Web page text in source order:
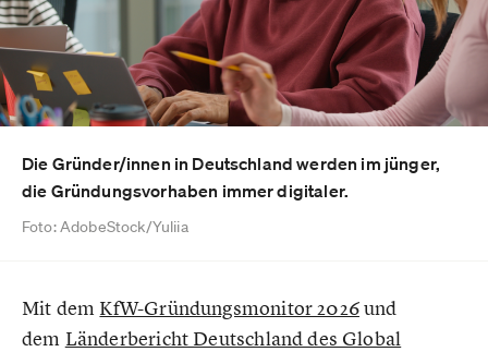
Die Gründer/innen in Deutschland werden im jünger,
die Gründungsvorhaben immer digitaler.
Foto: AdobeStock/Yuliia
Mit dem KfW-Gründungsmonitor 2026und
dem Länderbericht Deutschland des Global